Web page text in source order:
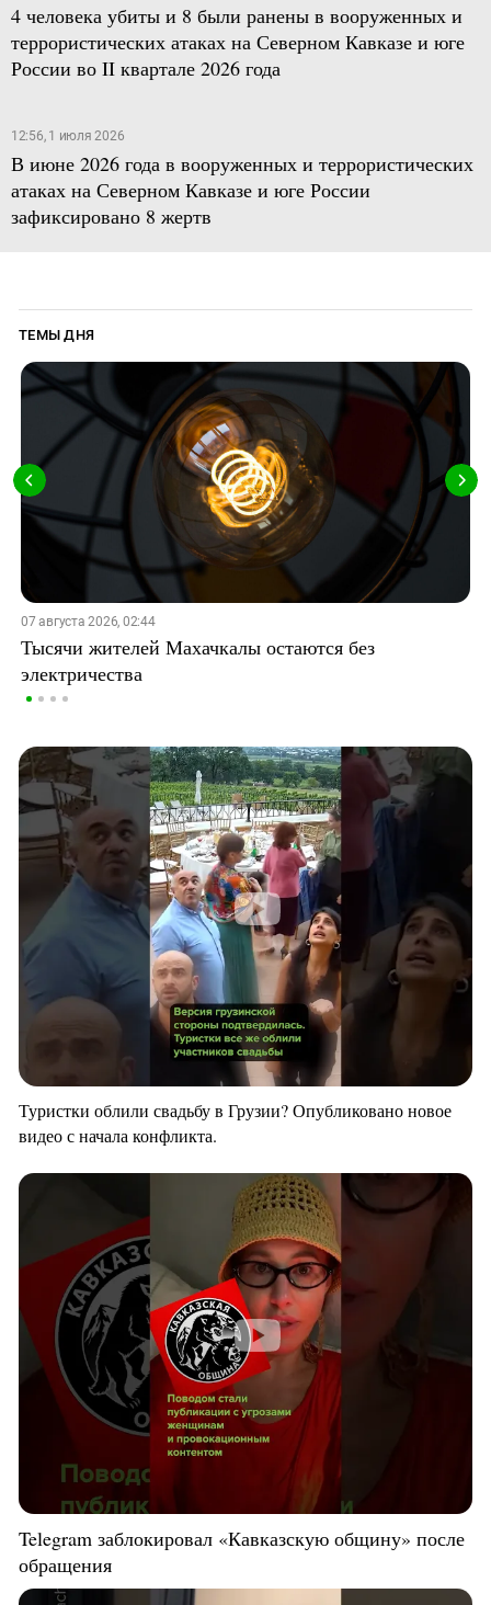
4 человека убиты и 8 были ранены в вооруженных и
террористических атаках на Северном Кавказе и юге
России во II квартале 2026 года
12:56, 1 июля 2026
В июне 2026 года в вооруженных и террористических
атаках на Северном Кавказе и юге России
зафиксировано 8 жертв
ТЕМЫ ДНЯ
07 августа 2026, 02:44
Тысячи жителей Махачкалы остаются без
электричества
Туристки облили свадьбу в Грузии? Опубликовано новое
видео с начала конфликта.
Telegram заблокировал «Кавказскую общину» после
обращения